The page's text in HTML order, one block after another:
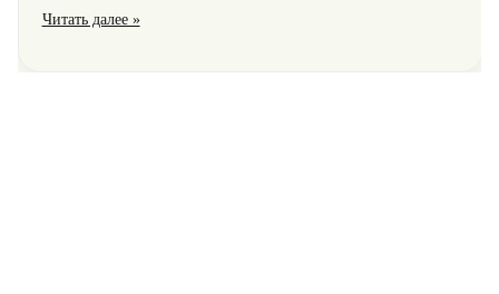
Переподготовка
Читать далее »